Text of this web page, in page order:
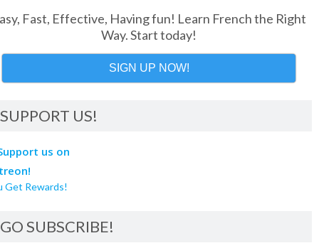
Fast, Effective, Having fun! Learn French the Right
Way. Start today!
SIGN UP NOW!
SUPPORT US!
Get Rewards!
GO SUBSCRIBE!